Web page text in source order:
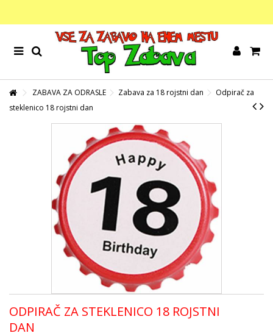
ZABAVA ZA ODRASLE Zabava za 18 rojstni dan
Odpirač za
steklenico 18 rojstni dan
ODPIRAČ ZA STEKLENICO 18 ROJSTNI
DAN